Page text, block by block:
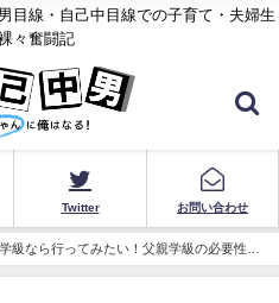
目線・自己中目線での子育て・夫婦生
々奮闘記
Twitter お問い合わせ
級なら行ってみたい！父親学級の必要性を